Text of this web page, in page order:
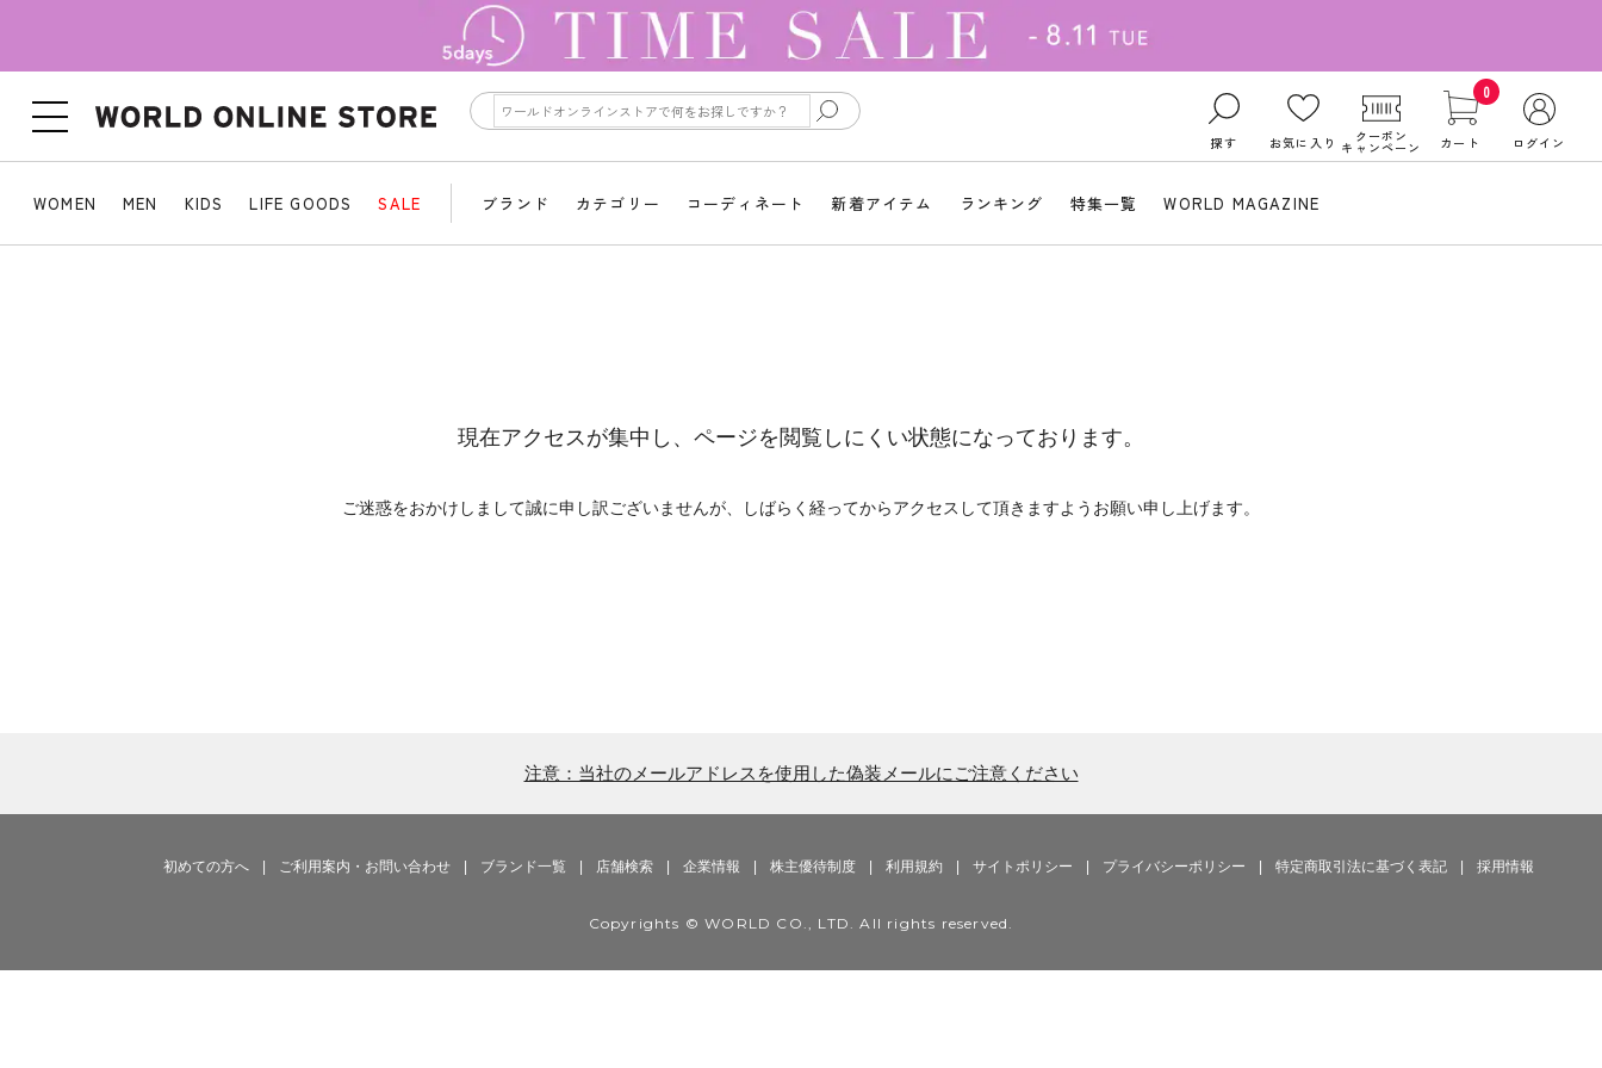
探す お気に入り クーポン
キャンペーン
0
カート ログイン
WOMEN MEN KIDS LIFE GOODS SALE ブランド カテゴリー コーディネート 新着アイテム ランキング 特集一覧 WORLD MAGAZINE
現在アクセスが集中し、ページを閲覧しにくい状態になっております。
ご迷惑をおかけしまして誠に申し訳ございませんが、しばらく経ってからアクセスして頂きますようお願い申し上げます。
注意：当社のメールアドレスを使用した偽装メールにご注意ください
初めての方へ ご利用案内・お問い合わせ ブランド一覧 店舗検索 企業情報 株主優待制度 利用規約 サイトポリシー プライバシーポリシー 特定商取引法に基づく表記 採用情報
Copyrights © WORLD CO., LTD. All rights reserved.